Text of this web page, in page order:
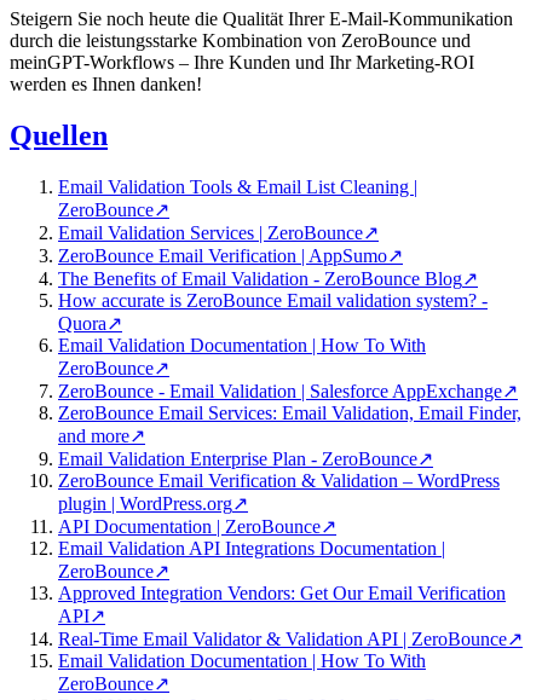
Steigern Sie noch heute die Qualität Ihrer E-Mail-Kommunikation
durch die leistungsstarke Kombination von ZeroBounce und
meinGPT-Workflows – Ihre Kunden und Ihr Marketing-ROI
werden es Ihnen danken!
Quellen
Email Validation Tools & Email List Cleaning |
ZeroBounce↗
Email Validation Services | ZeroBounce↗
ZeroBounce Email Verification | AppSumo↗
The Benefits of Email Validation - ZeroBounce Blog↗
How accurate is ZeroBounce Email validation system? -
Quora↗
Email Validation Documentation | How To With
ZeroBounce↗
ZeroBounce - Email Validation | Salesforce AppExchange↗
ZeroBounce Email Services: Email Validation, Email Finder,
and more↗
Email Validation Enterprise Plan - ZeroBounce↗
ZeroBounce Email Verification & Validation – WordPress
plugin | WordPress.org↗
API Documentation | ZeroBounce↗
Email Validation API Integrations Documentation |
ZeroBounce↗
Approved Integration Vendors: Get Our Email Verification
API↗
Real-Time Email Validator & Validation API | ZeroBounce↗
Email Validation Documentation | How To With
ZeroBounce↗